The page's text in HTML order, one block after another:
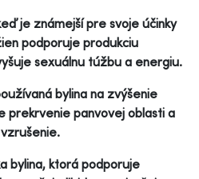
je známejší pre svoje účinky
podporuje produkciu
sexuálnu túžbu a energiu.
bylina na zvýšenie
prekrvenie panvovej oblasti a
bylina, ktorá podporuje